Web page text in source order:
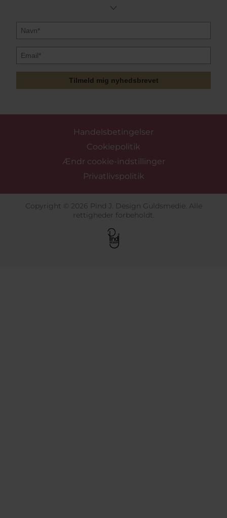
Tilmeld mig nyhedsbrevet
Handelsbetingelser
Cookiepolitik
Ændr cookie-indstillinger
Privatlivspolitik
Copyright © 2026 Pind J. Design Guldsmedie. Alle
rettigheder forbeholdt.